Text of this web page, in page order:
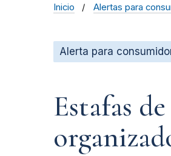
Inicio Alertas para
Alerta para
Estafas